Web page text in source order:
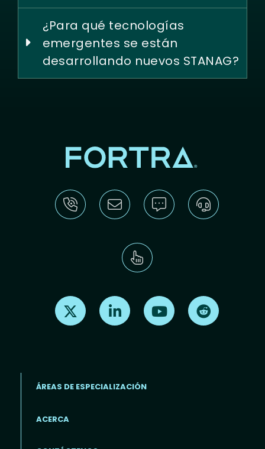
¿Para qué tecnologías
emergentes se están
desarrollando nuevos STANAG?
Find us on X Find us on LinkedInFind us on Youtube
Footer menu (ES)
ÁREAS DE ESPECIALIZACIÓN
ACERCA